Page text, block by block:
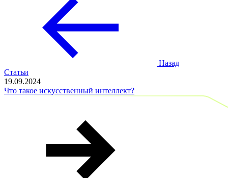
Назад
Статьи
19.09.2024
Что такое искусственный интеллект?